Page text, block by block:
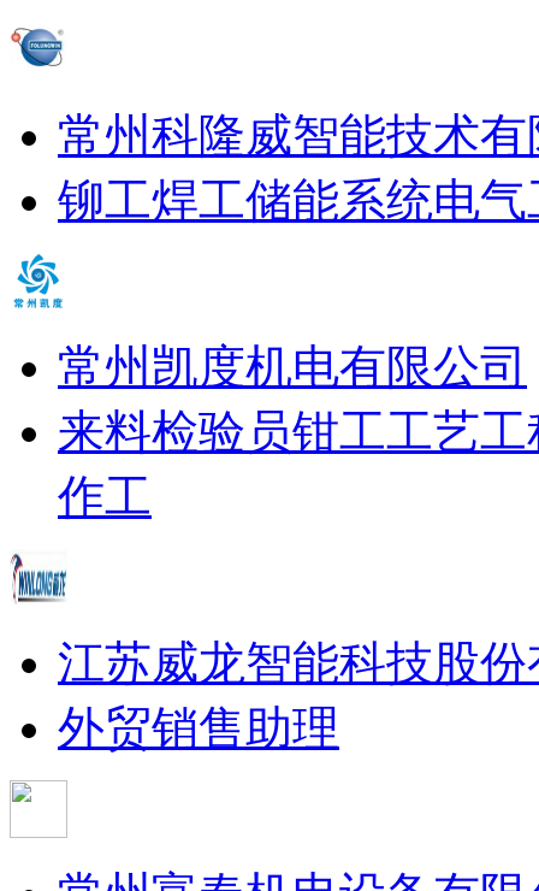
常州科隆威智能技术
铆工焊工储能系统电
常州凯度机电有限公司
来料检验员钳工工艺
作工
江苏威龙智能科技股
外贸销售助理